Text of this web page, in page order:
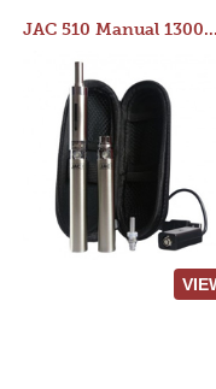
JAC 510 Manual 1300mAh Starter Kit